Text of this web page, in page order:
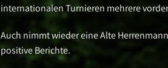
internationalen Turnieren mehrere
Auch nimmt wieder eine Alte
positive Berichte.